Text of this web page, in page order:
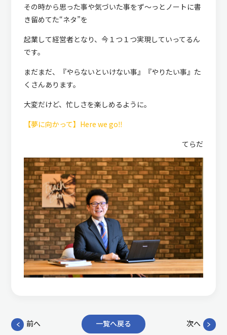
その時から思った事や気づいた事をず～っとノートに書
き留めてた“ネタ”を
起業して経営者となり、今１つ１つ実現していってるん
です。
まだまだ、『やらないといけない事』『やりたい事』た
くさんあります。
大変だけど、忙しさを楽しめるように。
【夢に向かって】Here we go‼
てらだ
次へ
前へ 一覧へ戻る